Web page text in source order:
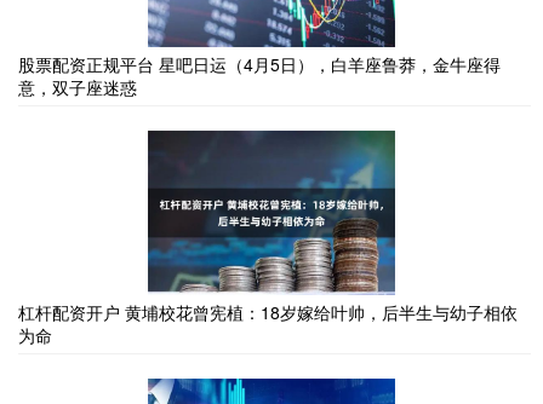
股票配资正规平台 星吧日运（4月5日），白羊座鲁莽，金牛座得
意，双子座迷惑
杠杆配资开户 黄埔校花曾宪植：18岁嫁给叶帅，后半生与幼子相依
为命